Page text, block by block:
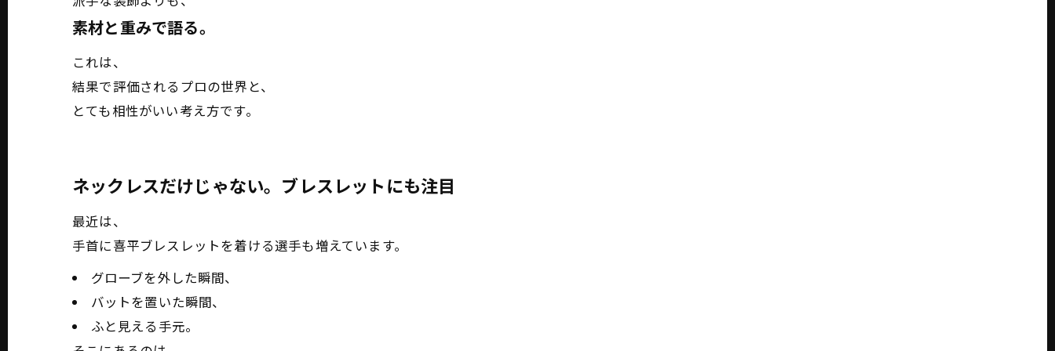
素材と重みで語る。
これは、
結果で評価されるプロの世界と、
とても相性がいい考え方です。
ネックレスだけじゃない。ブレスレットにも注目
最近は、
手首に喜平ブレスレットを着ける選手も増えています。
グローブを外した瞬間、
バットを置いた瞬間、
ふと見える手元。